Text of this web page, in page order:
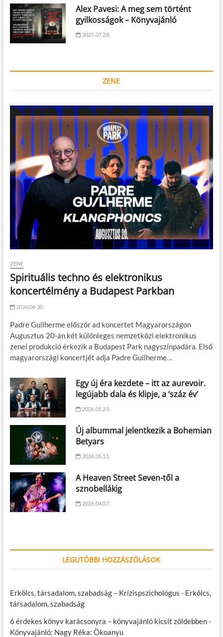
Alex Pavesi: A meg sem történt
gyilkosságok – Könyvajánló
2025.07.28.
ZENE
ZENE
Spirituális techno és elektronikus
koncertélmény a Budapest Parkban
2026.06.30.
Padre Guilherme először ad koncertet Magyarországon
Augusztus 20-án két különleges nemzetközi elektronikus
zenei produkció érkezik a Budapest Park nagyszínpadára. Első
magyarországi koncertjét adja Padre Guilherme…
Egy új éra kezdete – itt az aurevoir.
legújabb dala és klipje, a ‘száz év’
2026.05.25.
Új albummal jelentkezik a Bohemian
Betyars
2026.05.11.
A Heaven Street Seven-től a
sznobellákig
2026.04.07.
LEGUTÓBBI HOZZÁSZÓLÁSOK
Erkölcs, társadalom, szabadság – Krízispszichológus - Erkölcs,
társadalom, szabadság
6 érdekes könyv karácsonyra – könyvajánló kicsit zöldebben-
Könyvajánló: Nagy Réka: Ökoanyu